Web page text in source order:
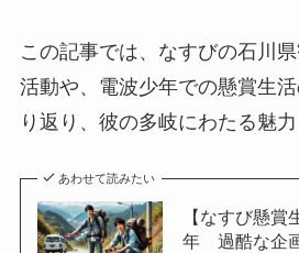
この記事では、なすびの石川
活動や、電波少年での懸賞生
り返り、彼の多岐にわたる魅力
あわせて読みたい
【なすび懸
年 過酷な企